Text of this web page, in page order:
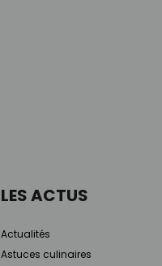
LES ACTUS
Actualités
Astuces culinaires